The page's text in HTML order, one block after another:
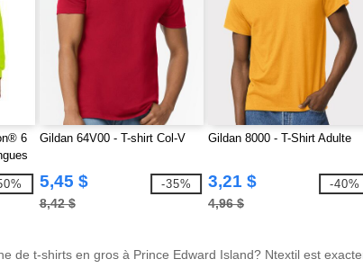
6
Gildan 64V00 - T-shirt Col-V
5,45 $
8,42 $
-35%
Gildan 8000 - T-Shirt Adulte
3,21 $
4,96 $
-40%
de t-shirts en gros à Prince Edward Island? Ntextil est